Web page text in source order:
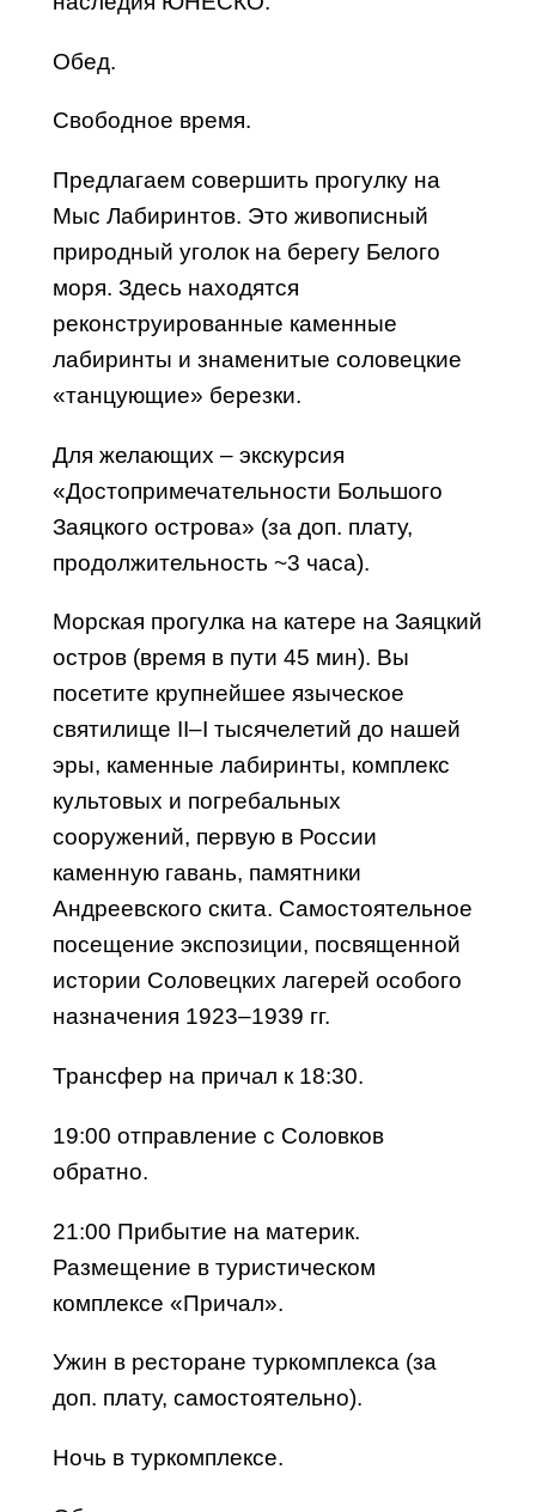
Обед.
Свободное время.
Предлагаем совершить прогулку на
Мыс Лабиринтов. Это живописный
природный уголок на берегу Белого
моря. Здесь находятся
реконструированные каменные
лабиринты и знаменитые соловецкие
«танцующие» березки.
Для желающих – экскурсия
«Достопримечательности Большого
Заяцкого острова» (за доп. плату,
продолжительность ~3 часа).
Морская прогулка на катере на Заяцкий
остров (время в пути 45 мин). Вы
посетите крупнейшее языческое
святилище II–I тысячелетий до нашей
эры, каменные лабиринты, комплекс
культовых и погребальных
сооружений, первую в России
каменную гавань, памятники
Андреевского скита. Самостоятельное
посещение экспозиции, посвященной
истории Соловецких лагерей особого
назначения 1923–1939 гг.
Трансфер на причал к 18:30.
19:00 отправление с Соловков
обратно.
21:00 Прибытие на материк.
Размещение в туристическом
комплексе «Причал».
Ужин в ресторане туркомплекса (за
доп. плату, самостоятельно).
Ночь в туркомплексе.